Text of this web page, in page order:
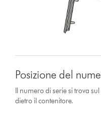
Posizione del
Il numero di serie si trova
dietro il contenitore.